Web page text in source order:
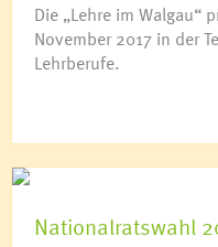
Die „Lehre im Walgau“
November 2017 in der
Lehrberufe.
Nationalratswahl